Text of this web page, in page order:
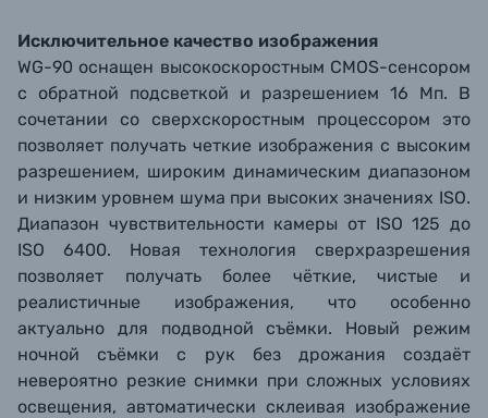
Исключительное качество изображения
WG-90 оснащен высокоскоростным CMOS-сенсором
с обратной подсветкой и разрешением 16 Мп. В
сочетании со сверхскоростным процессором это
позволяет получать четкие изображения с высоким
разрешением, широким динамическим диапазоном
и низким уровнем шума при высоких значениях ISO.
Диапазон чувствительности камеры от ISO 125 до
ISO 6400. Новая технология сверхразрешения
позволяет получать более чёткие, чистые и
реалистичные изображения, что особенно
актуально для подводной съёмки. Новый режим
ночной съёмки с рук без дрожания создаёт
невероятно резкие снимки при сложных условиях
освещения, автоматически склеивая изображение